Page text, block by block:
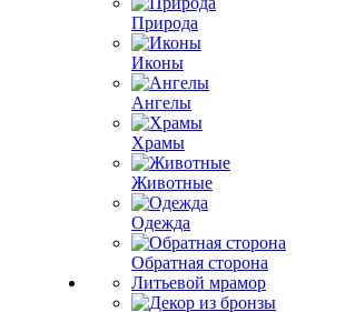
Природа
Иконы
Ангелы
Храмы
Животные
Одежда
Обратная сторона
Литьевой мрамор